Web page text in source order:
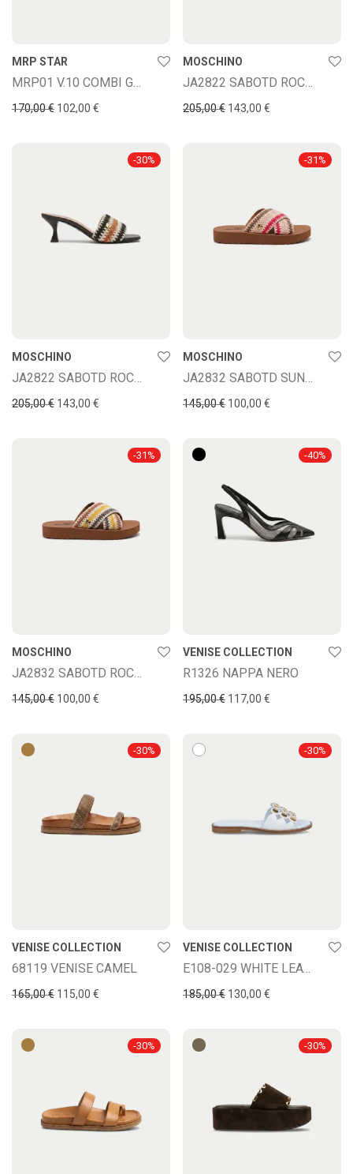
MRP STAR
170,00€ 102,00 €
MOSCHINO
205,00€ 143,00 €
-30%
MOSCHINO
JA2822 SABOTD ROCCHETTO55
205,00€ 143,00 €
-31 %
MOSCHINO
JA2832 SABOTD SUNNY
145,00€ 100,00 €
-31 %
MOSCHINO
JA2832 SABOTD ROCCHETTOSS
145,00€ 100,00 €
-40%
VENISE COLLECTION
R1326 NAPPA NERO
195,00€ 117,00 €
-30%
VENISE COLLECTION
68119 VENISE CAMEL
165,00€ 115,00 €
-30%
VENISE COLLECTION
E108-029 WHITE LEATHER
185,00€ 130,00 €
-30% -30%